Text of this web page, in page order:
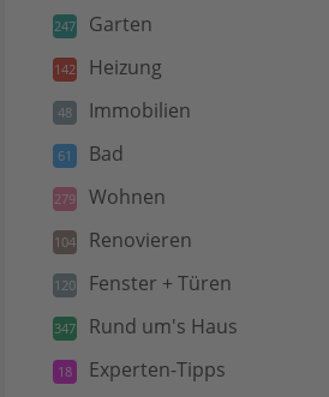
247 Garten
142 Heizung
48 Immobilien
61 Bad
279 Wohnen
104 Renovieren
120 Fenster + Türen
347 Rund um's Haus
18 Experten-Tipps